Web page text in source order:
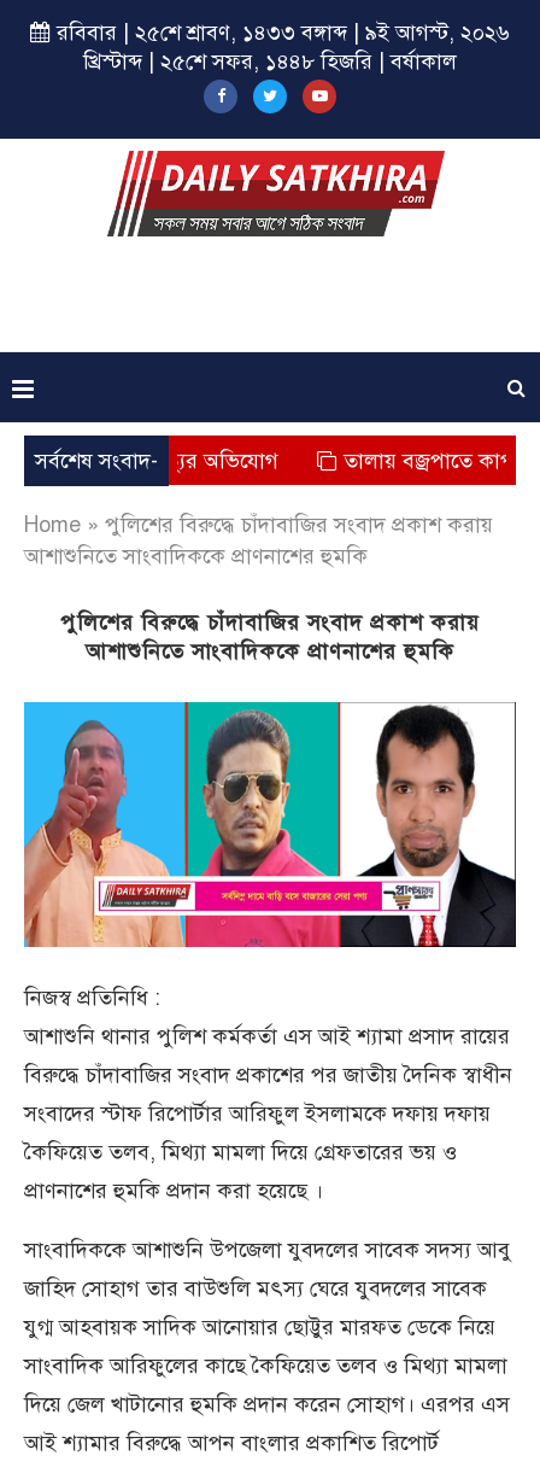
রবিবার | ২৫শে শ্রাবণ, ১৪৩৩ বঙ্গাব্দ | ৯ই আগস্ট, ২০২৬
খ্রিস্টাব্দ | ২৫শে সফর, ১৪৪৮ হিজরি | বর্ষাকাল
সর্বশেষ সংবাদ-
এক জনের মৃত্যুর অভিযোগ তালায় বজ্রপাতে কাপড়
Home » পুলিশের বিরুদ্ধে চাঁদাবাজির সংবাদ প্রকাশ করায়
আশাশুনিতে সাংবাদিককে প্রাণনাশের হুমকি
পুলিশের বিরুদ্ধে চাঁদাবাজির সংবাদ প্রকাশ করায়
আশাশুনিতে সাংবাদিককে প্রাণনাশের হুমকি
নিজস্ব প্রতিনিধি :
আশাশুনি থানার পুলিশ কর্মকর্তা এস আই শ্যামা প্রসাদ রায়ের
বিরুদ্ধে চাঁদাবাজির সংবাদ প্রকাশের পর জাতীয় দৈনিক স্বাধীন
সংবাদের স্টাফ রিপোর্টার আরিফুল ইসলামকে দফায় দফায়
কৈফিয়েত তলব, মিথ্যা মামলা দিয়ে গ্রেফতারের ভয় ও
প্রাণনাশের হুমকি প্রদান করা হয়েছে ।
সাংবাদিককে আশাশুনি উপজেলা যুবদলের সাবেক সদস্য আবু
জাহিদ সোহাগ তার বাউশুলি মৎস্য ঘেরে যুবদলের সাবেক
যুগ্ম আহবায়ক সাদিক আনোয়ার ছোট্টুর মারফত ডেকে নিয়ে
সাংবাদিক আরিফুলের কাছে কৈফিয়েত তলব ও মিথ্যা মামলা
দিয়ে জেল খাটানোর হুমকি প্রদান করেন সোহাগ। এরপর এস
আই শ্যামার বিরুদ্ধে আপন বাংলার প্রকাশিত রিপোর্ট